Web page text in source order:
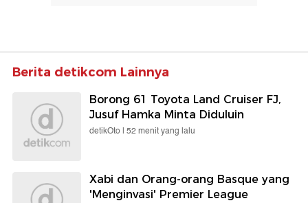
Berita detikcom Lainnya
Borong 61 Toyota Land Cruiser FJ,
Jusuf Hamka Minta Diduluin
detikOto | 52 menit yang lalu
Xabi dan Orang-orang Basque yang
'Menginvasi' Premier League